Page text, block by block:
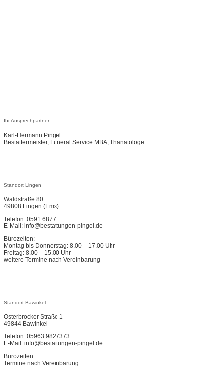
Ihr Ansprechpartner
Karl-Hermann Pingel
Bestattermeister, Funeral Service MBA, Thanatologe
Standort Lingen
Waldstraße 80
49808 Lingen (Ems)
Telefon: 0591 6877
E-Mail: info@bestattungen-pingel.de
Bürozeiten:
Montag bis Donnerstag: 8.00 – 17.00 Uhr
Freitag: 8.00 – 15.00 Uhr
weitere Termine nach Vereinbarung
Standort Bawinkel
Osterbrocker Straße 1
49844 Bawinkel
Telefon: 05963 9827373
E-Mail: info@bestattungen-pingel.de
Bürozeiten:
Termine nach Vereinbarung